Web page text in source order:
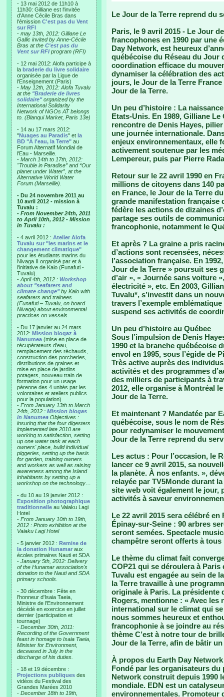
- 13 mai 2012 de 11h10 à
11h30: Gilliane est l'invitée
d'Anne Cécile Bras dans
l'émission C'est pas du Vent
sur RFI
- may 13th, 2012: Gilliane Le
Gallic invited by Anne-Cécile
Bras at the C'est pas du
Vent sur RFI program (RFI)
- 12 mai 2012: Alofa participe à
la braderie du livre solidaire
organisée par la Ligue de
l'Enseignement (Paris)
- May 12th, 2012: Alofa Tuvalu
at the "Braderie de livres
solidaire"organized by the
International Solidarity
Network of NGOs AT belongs
to. (Blanqui Market, Paris 13e)
- 14 au 17 mars 2012:
"Nuages au Paradis" et la
BD "A l'eau, la Terre" au
Forum Alternatif Mondial de
l'Eau - Marseille.
- March 14th to 17th, 2012:
"Trouble in Paradise” and “Our
planet under Water”, at the
Alternative World Water
Forum (Marseille).
- Du 24 novembre 2011 au
10 avril 2012 - mission à
Tuvalu :
- From November 24th, 2011
to April 10th, 2012 - Mission
in Tuvalu :
- 4 avril 2012 : Atelier Alofa
Tuvalu sur "les marins et le
changement climatique"
pour les étudiants marins du
Nivaga II organisé par et à
l'initiative de Kaio (Funafuti -
Tuvalu).
- April 4th, 2012 : Workshop
about "seafarers and
climate change"by Kaio with
seafarers and trainees
(Funafuti – Tuvalu, on board
Nivaga) about environmental
practices on vessels.
- Du 17 janvier au 24 mars
2012: Mission biogaz à
Nanumea (mise en place de
récupérateurs d'eau,
remplacement des réchauds,
construction des porcheries,
distributions de graines et
mise en place de jardins
potagers, nouveau train de
formation pour un usage
pérenne des 4 unités par les
volontaires et ateliers publics
pour la population)
- From January 13th to March
24th, 2012 : Mission biogas
in Nanumea Objectives :
insuring that the four digesters
implemented late 2010 are
working to satisfaction, setting
up one water tank at each
owners' place, build individual
piggeries, setting up the basis
for garden, training owners
and workers as well as raising
awareness among the Island
inhabitants by setting up a
workshop on the technology…
- du 10 au 19 janvier 2012 :
Exposition photographique
traditionnelle au Vaiaku Lagi
Hotel
- From January 10th to 19th,
2012 : Photo exhibition at the
Vaiaku Lagi Hotel
- 5 janvier 2012 : Remise de
la donation Hunamar aux
écoles primaires Nauti et SDA
- January 5th, 2012: Delivery
of the Hunamar association's
donation to the Nauti and SDA
primary schools.
- 30 décembre : Fête en
l'honneur d'Isaia Taeia,
Ministre de l'Environnement
décédé en exercice en juillet
dernier (participation et
tournage)
- December 30th, 2011:
Recording of the Government
feast in homage to Isaia Taeia,
Minister for Environment,
deceased in July in the
discharge of his duties.
- 18 et 19 décembre :
Projections publiques des
vidéos du Festival des
Grandes Marées 2010
- December 18th to 19th,
Le Jour de la Terre reprend du
Paris, le 9 avril 2015 - Le Jour
francophones en 1990 par une
Day Network, est heureux
québécoise du Réseau du Jour
coordination efficace du
dynamiser la célébration des
jours, le Jour de la Terre
Jour de la Terre.
Un peu d’histoire : La
Etats-Unis. En 1989, Gilliane
rencontre de Denis Hayes,
une journée internationale.
enjeux environnementaux, elle
activement soutenue par les
Lempereur, puis par Pierre
Retour sur le 22 avril 1990 en
millions de citoyens dans 140
en France, le Jour de la Terre
grande manifestation française
fédère les actions de dizaines
partage ses outils de
francophonie, notamment le
Et après ? La graine a pris
d’actions sont recensées,
l’association française. En
Jour de la Terre » poursuit ses
d’air », « Journée sans voiture
électricité », etc. En 2003,
Tuvalu*, s’investit dans un
travers l’exemple
suspend ses activités de
Un peu d’histoire au Québec
Sous l’impulsion de Denis
1990 et la branche québécoise
envol en 1995, sous l’égide de
Très active auprès des
activités et des programmes
des milliers de participants à
2012, elle organise à Montréal
Jour de la Terre.
Et maintenant ? Mandatée par
québécoise, sous le nom de
pour redynamiser le
Jour de la Terre reprend du
Les actus : Pour l’occasion, le
lancer ce 9 avril 2015, sa
la planète. À nos enfants. »,
relayée par TV5Monde durant
site web voit également le
activités à saveur
Le 22 avril 2015 sera célébré
Épinay-sur-Seine : 90 arbres
seront semées. Spectacle
champêtre seront offerts à
Le thème du climat fait
COP21 qui se déroulera à Paris
Tuvalu est engagée au sein de
la Terre travaille à une
originale à Paris. La présidente
Rogers, mentionne : « Avec les
international sur le climat qui
nous sommes heureux et
francophonie à se joindre au
thème C’est à notre tour de
Jour de la Terre, afin de bâtir
À propos du Earth Day
Fondé par les organisateurs du
Network construit depuis 1990
mondiale. EDN est un
environnementales. Promoteur